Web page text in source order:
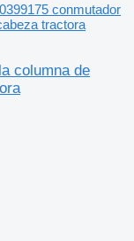
conmutador
tractora
columna de